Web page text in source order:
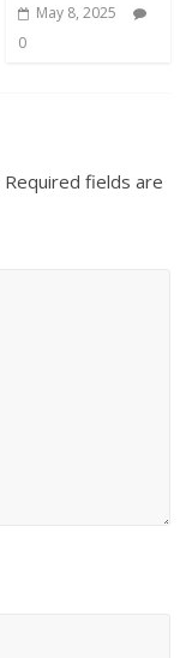
May 8, 2025
0
Required fields are